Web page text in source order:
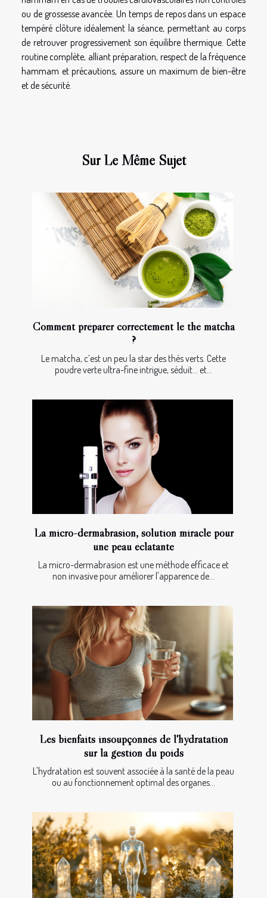
ou de grossesse avancée. Un temps de repos dans un espace
tempéré clôture idéalement la séance, permettant au corps
de retrouver progressivement son équilibre thermique. Cette
routine complète, alliant préparation, respect de la fréquence
hammam et précautions, assure un maximum de bien-être
et de sécurité.
Sur Le Même Sujet
Comment préparer correctement le thé matcha
?
Le matcha, c’est un peu la star des thés verts. Cette
poudre verte ultra-fine intrigue, séduit… et...
La micro-dermabrasion, solution miracle pour
une peau éclatante
La micro-dermabrasion est une méthode efficace et
non invasive pour améliorer l'apparence de...
Les bienfaits insoupçonnés de l'hydratation
sur la gestion du poids
L'hydratation est souvent associée à la santé de la peau
ou au fonctionnement optimal des organes...